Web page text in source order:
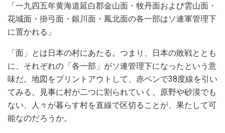
「一九四五年黄海道延白郡金山面・牧丹面および雲山面・
花城面・掛弓面・銀川面・鳳北面の各一部はソ連軍管理下
に置かれる」
「面」とは日本の村にあたる。つまり、日本の敗戦ととも
に、それぞれの「各一部」がソ連管理下になったという意
味だ。地図をプリントアウトして、赤ペンで38度線を引い
てみる。見事に村が二つに割られていく。原野や砂漠でも
ない、人々が暮らす村を直線で区切ることが、果たして可
能なのだろうか。